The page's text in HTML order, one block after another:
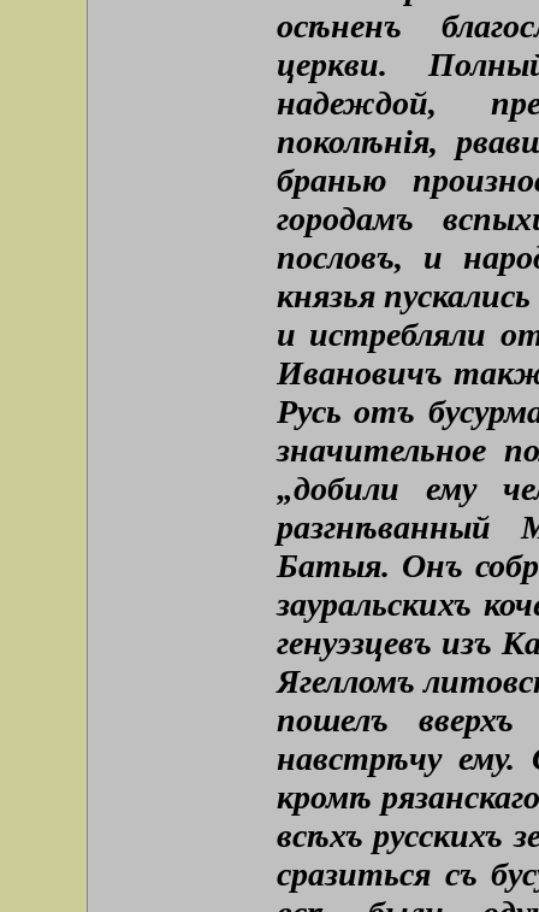
осѣненъ
церкви.
надеждой,
поколѣнія,
бранью
городамъ
пословъ, и
князья
и истребляли
Ивановичъ
Русь отъ
значительное
„добили ему
разгнѣванный
Батыя. Онъ
зауральскихъ
генуэзцевъ изъ
Ягелломъ
пошелъ
навстрѣчу ему.
кромѣ
всѣхъ русскихъ
сразиться съ